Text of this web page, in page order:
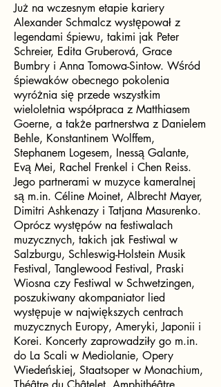
Już na wczesnym etapie kariery
Alexander Schmalcz występował z
legendami śpiewu, takimi jak Peter
Schreier, Edita Gruberová, Grace
Bumbry i Anna Tomowa-Sintow. Wśród
śpiewaków obecnego pokolenia
wyróżnia się przede wszystkim
wieloletnia współpraca z Matthiasem
Goerne, a także partnerstwa z Danielem
Behle, Konstantinem Wolffem,
Stephanem Logesem, Inessą Galante,
Evą Mei, Rachel Frenkel i Chen Reiss.
Jego partnerami w muzyce kameralnej
są m.in. Céline Moinet, Albrecht Mayer,
Dimitri Ashkenazy i Tatjana Masurenko.
Oprócz występów na festiwalach
muzycznych, takich jak Festiwal w
Salzburgu, Schleswig-Holstein Musik
Festival, Tanglewood Festival, Praski
Wiosna czy Festiwal w Schwetzingen,
poszukiwany akompaniator lied
występuje w największych centrach
muzycznych Europy, Ameryki, Japonii i
Korei. Koncerty zaprowadziły go m.in.
do La Scali w Mediolanie, Opery
Wiedeńskiej, Staatsoper w Monachium,